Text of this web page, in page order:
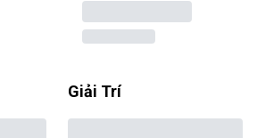
Giải Trí